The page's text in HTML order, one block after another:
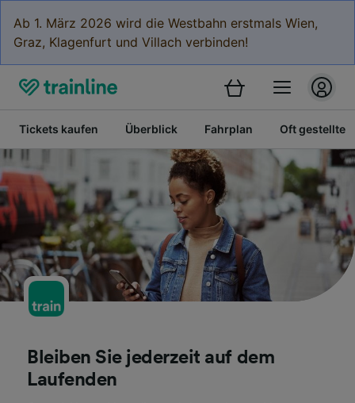
Ab 1. März 2026 wird die Westbahn erstmals Wien,
Graz, Klagenfurt und Villach verbinden!
Tickets kaufen Überblick Fahrplan Oft gestellte
Bleiben Sie jederzeit auf dem
Laufenden